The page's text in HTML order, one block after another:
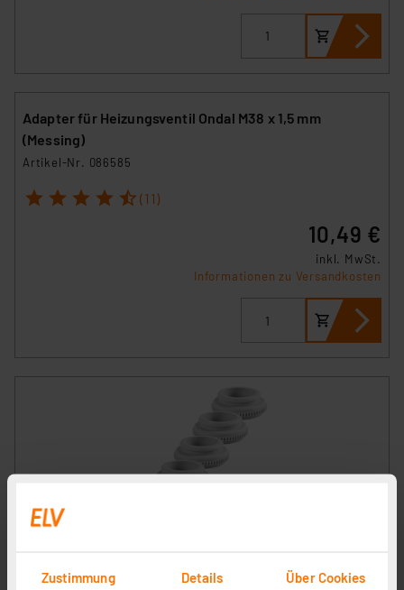
Zustimmung Details Über Cookies
Adapter für Heizungsventil Ondal M38 x 1,5 mm
(Messing)
Artikel-Nr. 086585
1 2 3 4 5 (11)
10,49 €
inkl. MwSt.
Informationen zu Versandkosten
Artikel-Nr. 154373